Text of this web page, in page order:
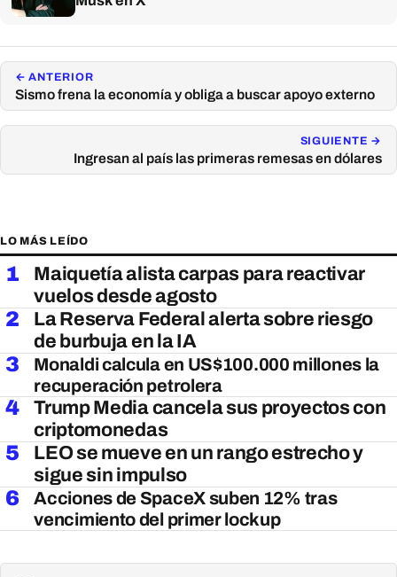
← ANTERIOR
Sismo frena la economía y obliga a buscar apoyo externo
SIGUIENTE →
Ingresan al país las primeras remesas en dólares
LO MÁS LEÍDO
1
Maiquetía alista carpas para reactivar
vuelos desde agosto
2
La Reserva Federal alerta sobre riesgo
de burbuja en la IA
3
Monaldi calcula en US$100.000 millones la
recuperación petrolera
4
Trump Media cancela sus proyectos con
criptomonedas
5
LEO se mueve en un rango estrecho y
sigue sin impulso
6
Acciones de SpaceX suben 12% tras
vencimiento del primer lockup